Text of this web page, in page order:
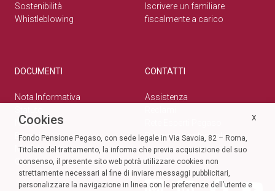
Sostenibilità
Whistleblowing
Iscrivere un familiare
fiscalmente a carico
DOCUMENTI
Nota Informativa
Normativa
Bilanci
Modulistica
Circolari
CONTATTI
Assistenza
Privacy e cookie policy
SOCIAL
X
Cookies
Fondo Pensione Pegaso, con sede legale in Via Savoia, 82 – Roma,
Titolare del trattamento, la informa che previa acquisizione del suo
consenso, il presente sito web potrà utilizzare cookies non
strettamente necessari al fine di inviare messaggi pubblicitari,
personalizzare la navigazione in linea con le preferenze dell’utente e